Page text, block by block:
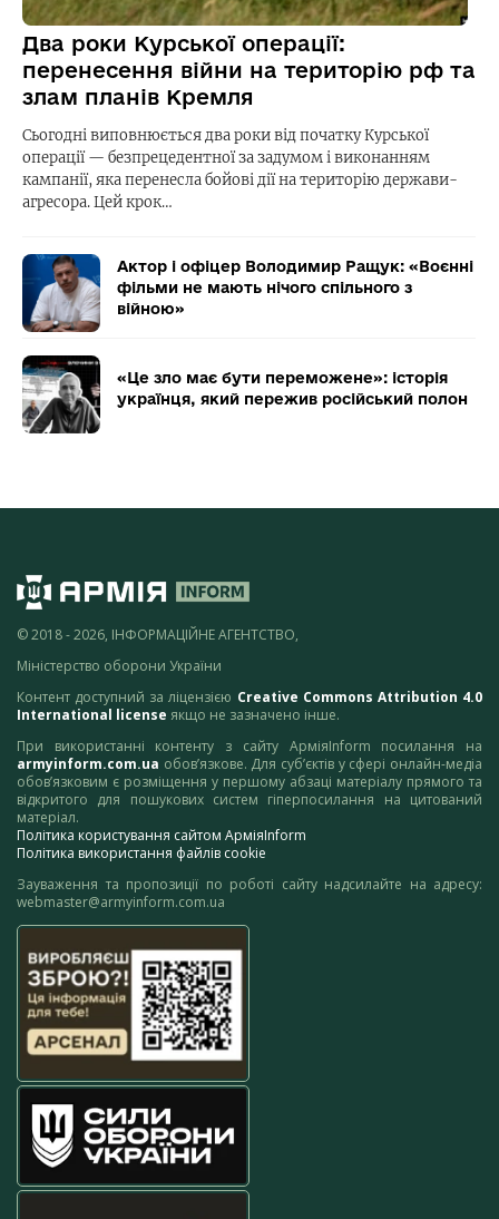
Два роки Курської операції:
перенесення війни на територію рф та
злам планів Кремля
Сьогодні виповнюється два роки від початку Курської
операції — безпрецедентної за задумом і виконанням
кампанії, яка перенесла бойові дії на територію держави-
агресора. Цей крок…
Актор і офіцер Володимир Ращук: «Воєнні
фільми не мають нічого спільного з
війною»
«Це зло має бути переможене»: історія
українця, який пережив російський полон
© 2018 - 2026, ІНФОРМАЦІЙНЕ АГЕНТСТВО,
Міністерство оборони України
Контент доступний за ліцензією Creative Commons Attribution 4.0
International license якщо не зазначено інше.
При використанні контенту з сайту АрміяInform посилання на
armyinform.com.ua обов’язкове. Для суб’єктів у сфері онлайн-медіа
обов’язковим є розміщення у першому абзаці матеріалу прямого та
відкритого для пошукових систем гіперпосилання на цитований
матеріал.
Політика користування сайтом АрміяInform
Політика використання файлів cookie
Зауваження та пропозиції по роботі сайту надсилайте на адресу:
webmaster@armyinform.com.ua